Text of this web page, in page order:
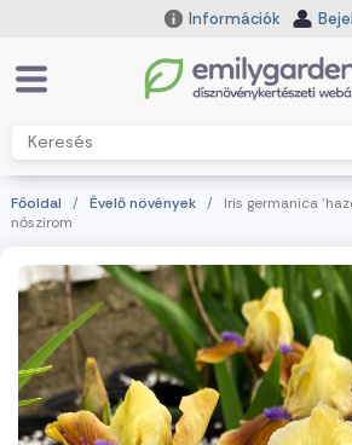
Információk
Főoldal / Évelő növények / Iris germanica
nőszirom